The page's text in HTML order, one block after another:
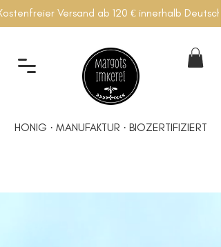
Versand ab 120 € innerhalb
HONIG · MANUFAKTUR · BIOZERTIFIZIERT